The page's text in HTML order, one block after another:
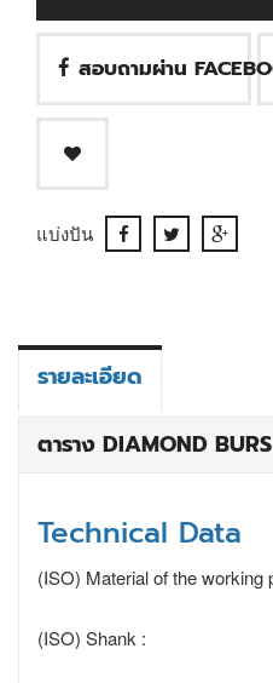
สอบถามผ่าน
แบ่งปัน
รายละเอียด
ตาราง DIAMOND
Technical Data
(ISO) Material of the working
(ISO) Shank :